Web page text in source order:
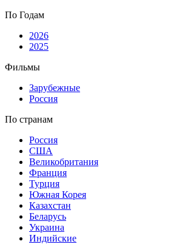
По Годам
2026
2025
Фильмы
Зарубежные
Россия
По странам
Россия
США
Великобритания
Франция
Турция
Южная Корея
Казахстан
Беларусь
Украина
Индийские